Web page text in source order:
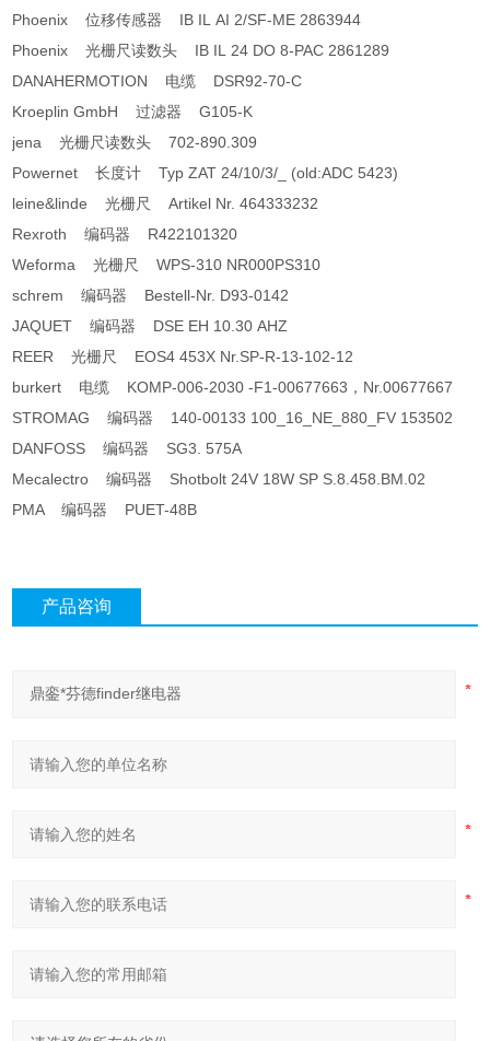
Phoenix 位移传感器 IB IL AI 2/SF-ME 2863944
Phoenix 光栅尺读数头 IB IL 24 DO 8-PAC 2861289
DANAHERMOTION 电缆 DSR92-70-C
Kroeplin GmbH 过滤器 G105-K
jena 光栅尺读数头 702-890.309
Powernet 长度计 Typ ZAT 24/10/3/_ (old:ADC 5423)
leine&linde 光栅尺 Artikel Nr. 464333232
Rexroth 编码器 R422101320
Weforma 光栅尺 WPS-310 NR000PS310
schrem 编码器 Bestell-Nr. D93-0142
JAQUET 编码器 DSE EH 10.30 AHZ
REER 光栅尺 EOS4 453X Nr.SP-R-13-102-12
burkert 电缆 KOMP-006-2030 -F1-00677663，Nr.00677667
STROMAG 编码器 140-00133 100_16_NE_880_FV 153502
DANFOSS 编码器 SG3. 575A
Mecalectro 编码器 Shotbolt 24V 18W SP S.8.458.BM.02
PMA 编码器 PUET-48B
产品咨询